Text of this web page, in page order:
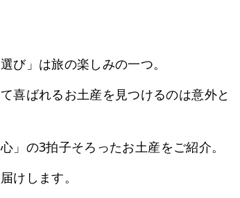
び」は旅の楽しみの一つ。
喜ばれるお土産を見つけるのは意外と
の3拍子そろったお土産をご紹介。
けします。